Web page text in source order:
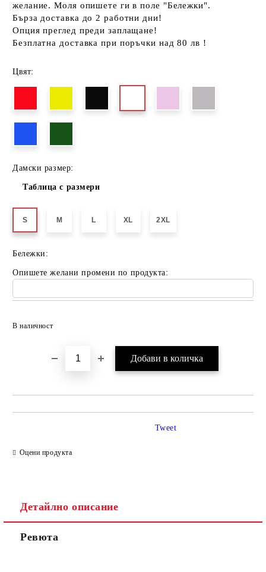
желание. Моля опишете ги в поле "Бележки".
Бърза доставка до 2 работни дни!
Опция преглед преди заплащане!
Безплатна доставка при поръчки над 80 лв !
Цвят:
Дамски размер:
Таблица с размери
S M L XL 2XL
Бележки:
Опишете желани промени по продукта:
В наличност
Оцени продукта
Tweet
Детайлно описание
Ревюта